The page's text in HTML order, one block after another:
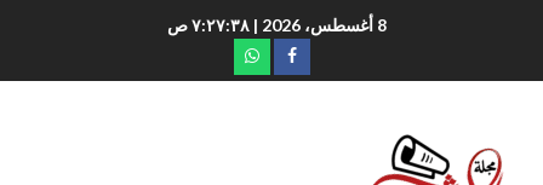
8 أغسطس، 2026 | ٧:٢٧:٣٩ ص